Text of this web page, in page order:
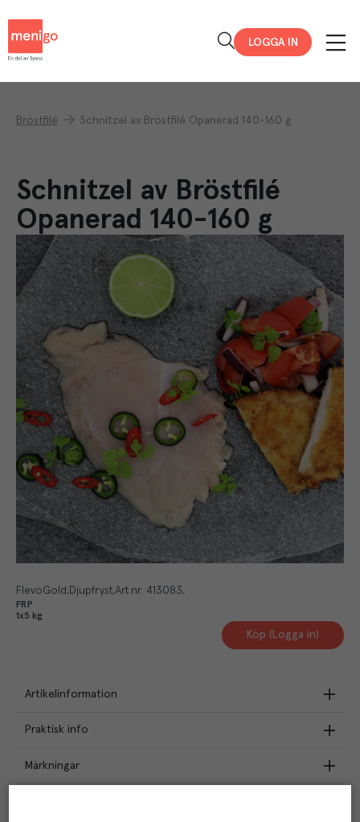
LOGGA IN
Bröstfilé Schnitzel av Bröstfilé Opanerad 140-160 g
Schnitzel av Bröstfilé
Opanerad 140-160 g
FlevoGold Djupfryst Art.nr. 413083
FRP
1x5 kg
Köp (Logga in)
Artikelinformation
Praktisk info
Märkningar